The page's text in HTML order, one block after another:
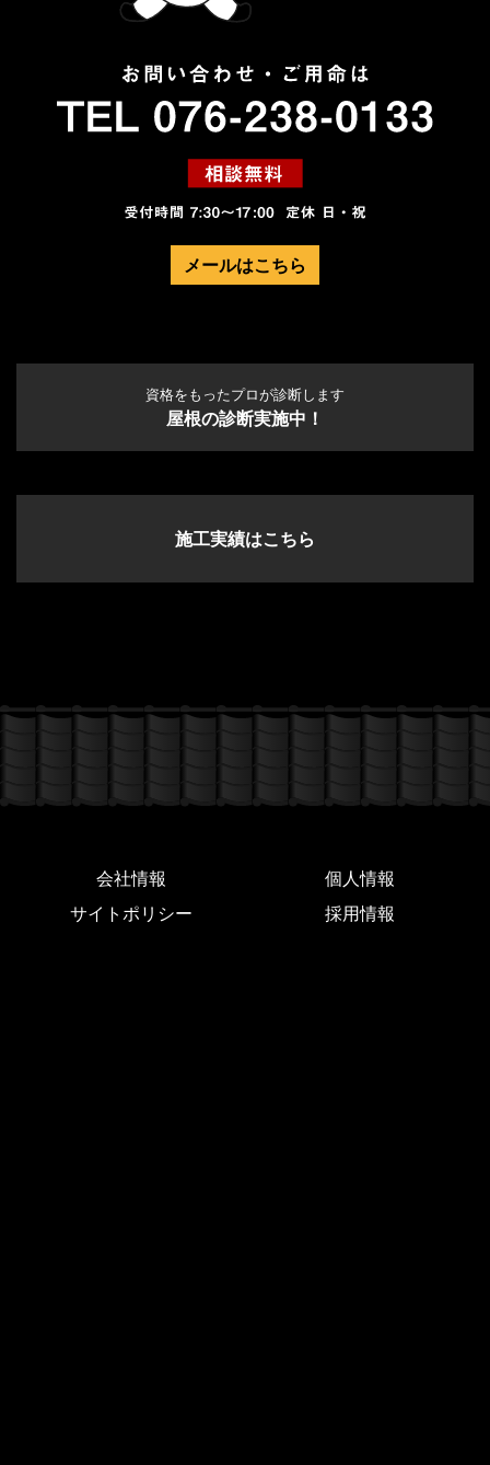
メールはこちら
資格をもったプロが診断します
屋根の診断実施中！
施工実績はこちら
会社情報
個人情報
サイトポリシー
採用情報